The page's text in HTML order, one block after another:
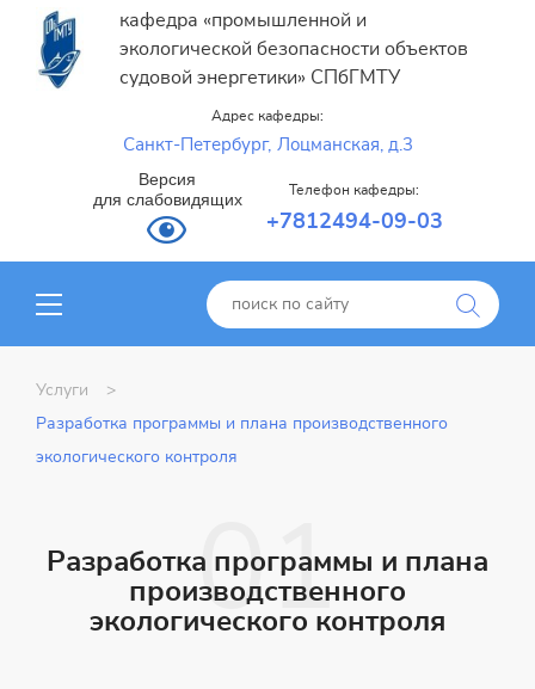
кафедра «промышленной и
экологической безопасности объектов
судовой энергетики» СПбГМТУ
Адрес кафедры:
Санкт-Петербург, Лоцманская, д.3
Версия
для слабовидящих
Телефон кафедры:
+7812494-09-03
Услуги
Разработка программы и плана производственного
экологического контроля
Разработка программы и плана
производственного
экологического контроля